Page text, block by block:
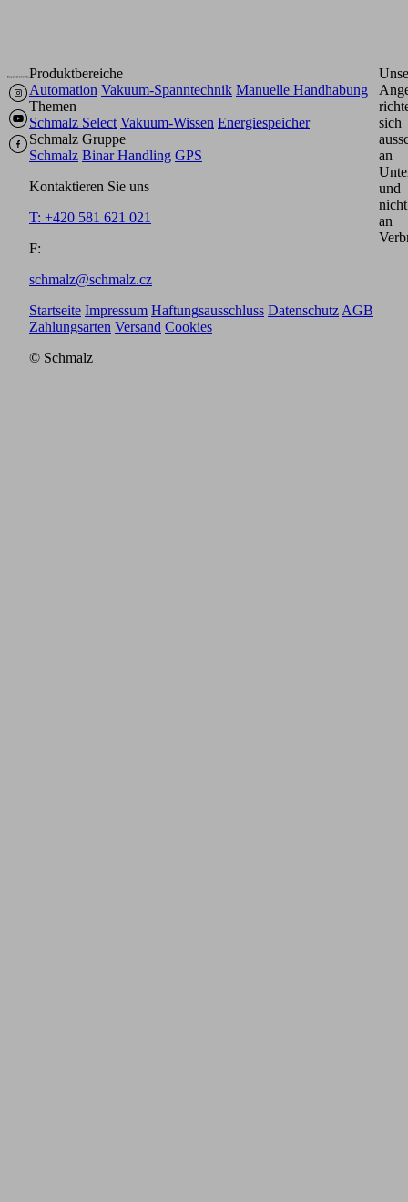
Produktbereiche
Automation Vakuum-Spanntechnik Manuelle Handhabung
Themen
Schmalz Select Vakuum-Wissen Energiespeicher
Schmalz Gruppe
Schmalz Binar Handling GPS
Kontaktieren Sie uns
T: +420 581 621 021
F:
schmalz@schmalz.cz
sich
an
und
nicht
an
Startseite Impressum Haftungsausschluss Datenschutz AGB
Zahlungsarten Versand Cookies
© Schmalz